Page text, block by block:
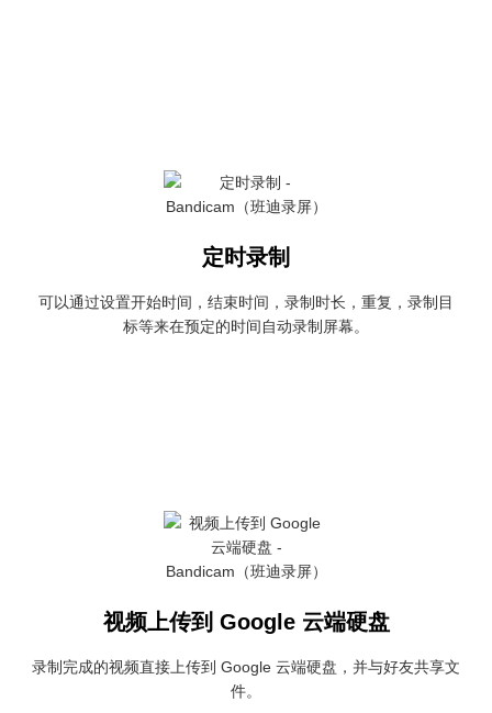
定时录制
可以通过设置开始时间，结束时间，录制时长，重复，录制目
标等来在预定的时间自动录制屏幕。
视频上传到 Google 云端硬盘
录制完成的视频直接上传到 Google 云端硬盘，并与好友共享文
件。